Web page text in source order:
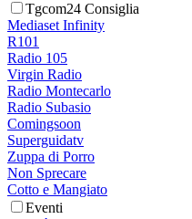
Tgcom24 Consiglia
Mediaset Infinity
R101
Radio 105
Virgin Radio
Radio Montecarlo
Radio Subasio
Comingsoon
Superguidatv
Zuppa di Porro
Non Sprecare
Cotto e Mangiato
Eventi